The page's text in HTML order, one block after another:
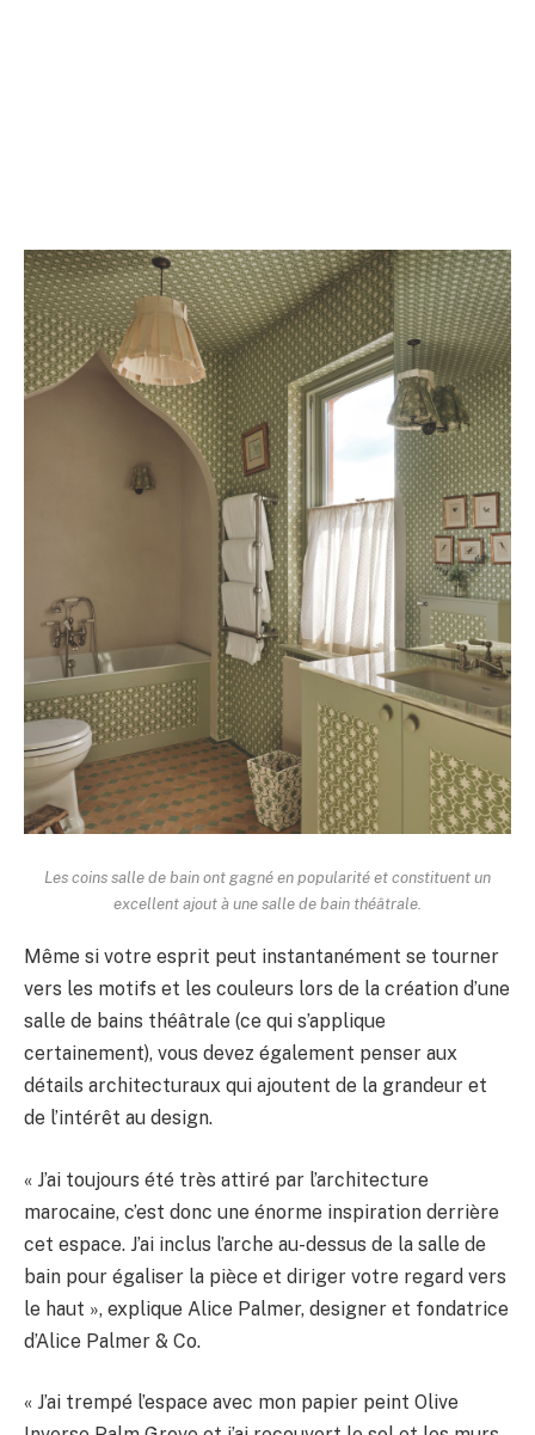
Les coins salle de bain ont gagné en popularité et constituent un
excellent ajout à une salle de bain théâtrale.
Même si votre esprit peut instantanément se tourner
vers les motifs et les couleurs lors de la création d’une
salle de bains théâtrale (ce qui s’applique
certainement), vous devez également penser aux
détails architecturaux qui ajoutent de la grandeur et
de l’intérêt au design.
« J’ai toujours été très attiré par l’architecture
marocaine, c’est donc une énorme inspiration derrière
cet espace. J’ai inclus l’arche au-dessus de la salle de
bain pour égaliser la pièce et diriger votre regard vers
le haut », explique Alice Palmer, designer et fondatrice
d’Alice Palmer & Co.
« J’ai trempé l’espace avec mon papier peint Olive